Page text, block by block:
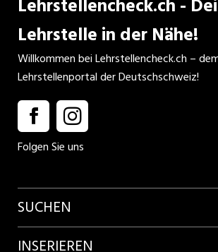
Lehrstellencheck.ch -
Lehrstelle in der Nähe!
Willkommen bei Lehrstellencheck.ch –
Lehrstellenportal der Deutschschweiz!
Folgen Sie uns
SUCHEN
Firmenprofile entdecken
INSERIEREN